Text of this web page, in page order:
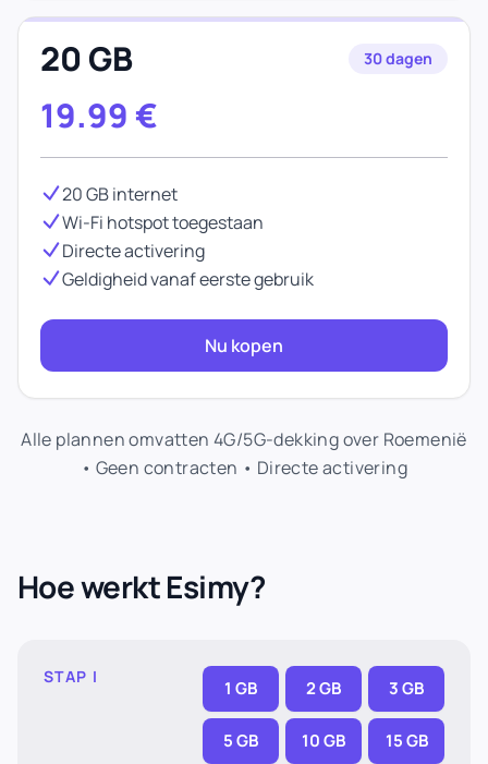
20 GB 30 dagen
19.99 €
20 GB internet
Wi-Fi hotspot toegestaan
Directe activering
Geldigheid vanaf eerste gebruik
Nu kopen
Alle plannen omvatten 4G/5G-dekking over Roemenië
• Geen contracten • Directe activering
Hoe werkt Esimy?
STAP I
1 GB 2 GB 3 GB
5 GB 10 GB 15 GB